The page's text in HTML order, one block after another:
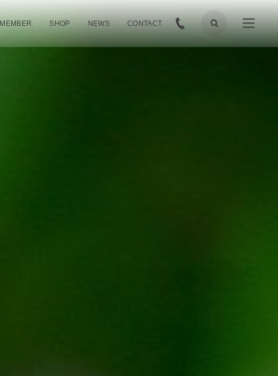
MEMBER SHOP NEWS CONTACT